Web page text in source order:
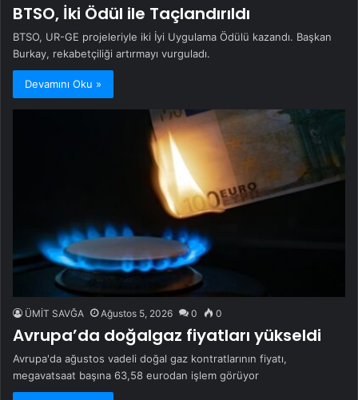
BTSO, İki Ödül ile Taçlandırıldı
BTSO, UR-GE projeleriyle iki İyi Uygulama Ödülü kazandı. Başkan
Burkay, rekabetçiliği artırmayı vurguladı.
Devamını Oku »
ÜMİT SAVĞA Ağustos 5, 2026 0 0
Avrupa’da doğalgaz fiyatları yükseldi
Avrupa'da ağustos vadeli doğal gaz kontratlarının fiyatı,
megavatsaat başına 63,58 eurodan işlem görüyor